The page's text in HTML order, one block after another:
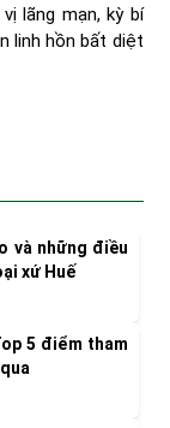
lãng mạn, kỳ bí
linh hồn bất diệt
và những điều
xứ Huế
5 điểm tham